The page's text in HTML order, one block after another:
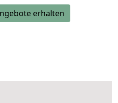
erhalten